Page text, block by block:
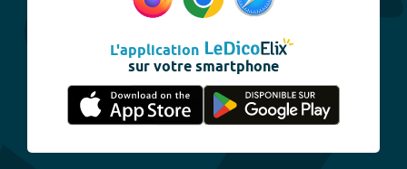
L'application
sur votre smartphone